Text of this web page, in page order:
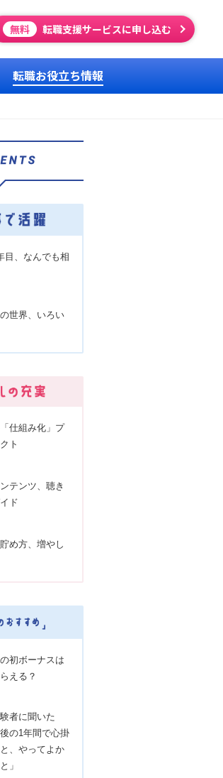
無料 転職支援サービスに申し込む
転職お役立ち情報
目、なんでも相
世界、いろい
仕組み化」プ
ト
テンツ、聴き
ド
め方、増やし
初ボーナスは
える？
者に聞いた
後の1年間で心掛
、やってよか
」